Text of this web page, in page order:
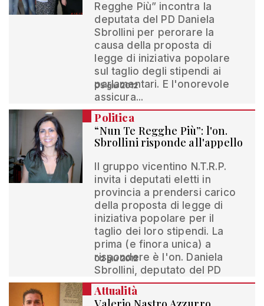
Regghe Più” incontra la
deputata del PD Daniela
Sbrollini per perorare la
causa della proposta di
legge di iniziativa popolare
sul taglio degli stipendi ai
parlamentari. E l'onorevole
assicura...
05 giu 2012
Politica
“Nun Te Regghe Più”: l'on.
Sbrollini risponde all'appello
Il gruppo vicentino N.T.R.P.
invita i deputati eletti in
provincia a prendersi carico
della proposta di legge di
iniziativa popolare per il
taglio dei loro stipendi. La
prima (e finora unica) a
rispondere è l'on. Daniela
Sbrollini, deputato del PD
02 giu 2012
Attualità